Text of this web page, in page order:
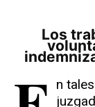
Los trabajadores en excedencia
n